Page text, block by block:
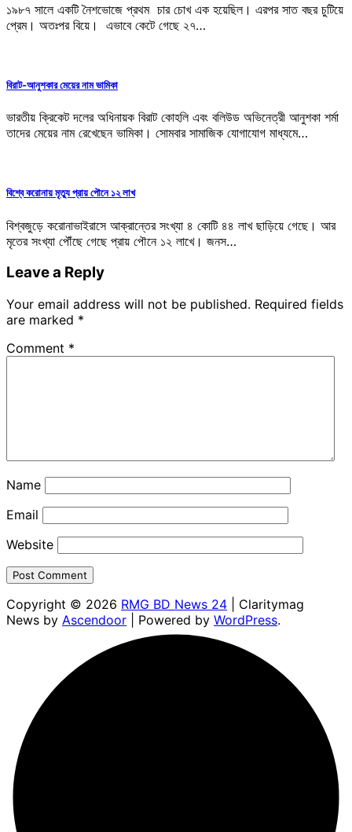
১৯৮৭ সালে একটি নৈশভোজে প্রথম চার চোখ এক হয়েছিল। এরপর সাত বছর চুটিয়ে
প্রেম। অতঃপর বিয়ে। এভাবে কেটে গেছে ২৭…
বিরাট-আনুশকার মেয়ের নাম ভামিকা
ভারতীয় ক্রিকেট দলের অধিনায়ক বিরাট কোহলি এবং বলিউড অভিনেত্রী আনুশকা শর্মা
তাদের মেয়ের নাম রেখেছেন ভামিকা। সোমবার সামাজিক যোগাযোগ মাধ্যমে…
বিশ্বে করোনায় মৃত্যু প্রায় পৌনে ১২ লাখ
বিশ্বজুড়ে করোনাভাইরাসে আক্রান্তের সংখ্যা ৪ কোটি ৪৪ লাখ ছাড়িয়ে গেছে। আর
মৃতের সংখ্যা পৌঁছে গেছে প্রায় পৌনে ১২ লাখে। জনস…
Leave a Reply
Your email address will not be published. Required fields
are marked *
Comment *
Name
Email
Website
Copyright © 2026 RMG BD News 24 | Claritymag
News by Ascendoor | Powered by WordPress.